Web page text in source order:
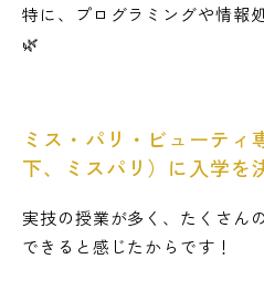
特に、プログラミングや情報
🌿
ミス・パリ・ビューティ
下、ミスパリ）に入学を
実技の授業が多く、たくさん
できると感じたからです！